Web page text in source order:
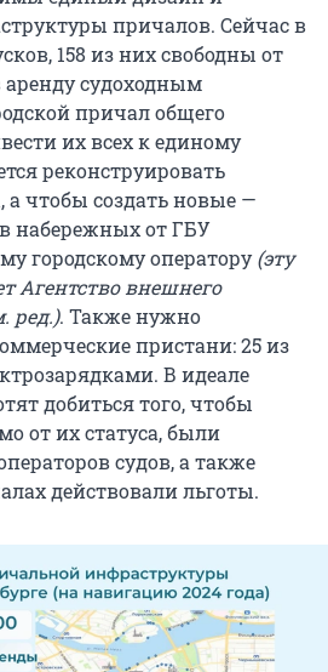
причалов. Сейчас в
158 из них свободны от
аренду судоходным
причал общего
их всех к единому
реконструировать
а чтобы создать новые —
набережных от ГБУ
городскому оператору(эту
Агентство внешнего
ред.). Также нужно
пристани: 25 из
В идеале
добиться того, чтобы
от их статуса, были
судов, а также
действовали льготы.